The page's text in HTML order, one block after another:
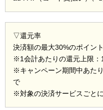
▽還元率
決済額の最大30%のポイン
※1会計あたりの還元上限：
※キャンペーン期間中あた
で
※対象の決済サービスごと